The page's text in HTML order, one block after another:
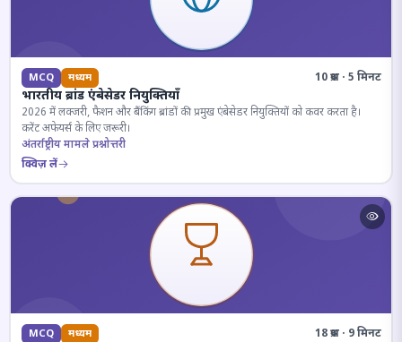
MCQ मध्यम 10 प्रश्न · 5 मिनट
भारतीय ब्रांड एंबेसेडर नियुक्तियाँ
2026 में लक्जरी, फैशन और बैंकिंग ब्रांडों की प्रमुख एंबेसेडर नियुक्तियों को कवर करता है।
करेंट अफेयर्स के लिए जरूरी।
अंतर्राष्ट्रीय मामले प्रश्नोत्तरी
क्विज़ लें
MCQ मध्यम 18 प्रश्न · 9 मिनट